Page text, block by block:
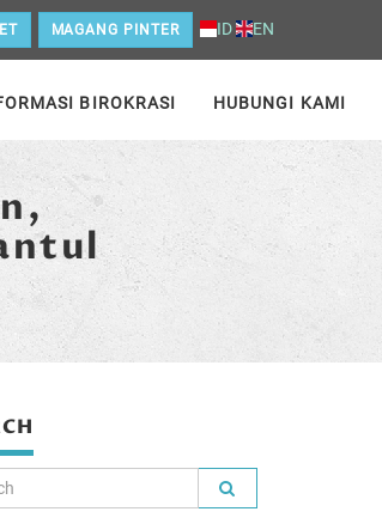
MAGANG PINTER ID EN
BIROKRASI HUBUNGI KAMI